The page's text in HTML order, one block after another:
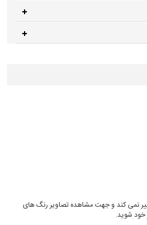
نمی کند و جهت مشاهده تصاویر رنگ های
خود شوید.